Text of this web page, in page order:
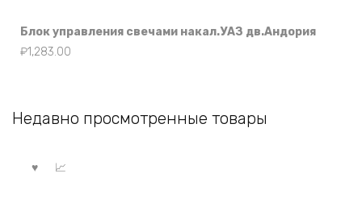
Блок управления свечами накал.УАЗ дв.Андория
₽1,283.00
Недавно просмотренные товары